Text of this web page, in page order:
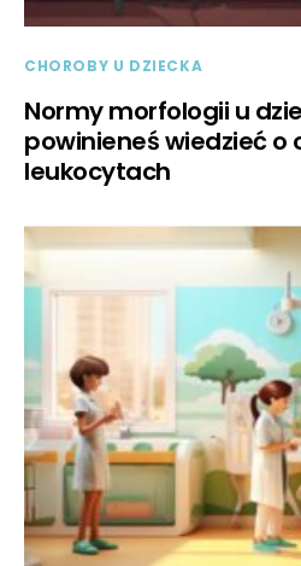
CHOROBY U DZIECKA
Normy morfologii u
powinieneś wiedzieć o
leukocytach